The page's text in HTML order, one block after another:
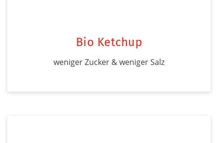
Bio Ketchup
weniger Zucker & weniger Salz